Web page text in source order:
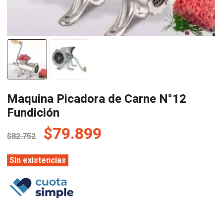
Maquina Picadora de Carne N°12
Fundición
$82.752 El
precio
original
era:
$82.752.
$79.899
Sin existencias